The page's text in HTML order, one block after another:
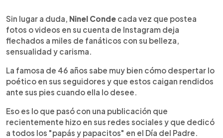
Escuchar artículo
Sin lugar a duda, Ninel Conde cada vez que postea
fotos o videos en su cuenta de Instagram deja
flechados a miles de fanáticos con su belleza,
sensualidad y carisma.
La famosa de 46 años sabe muy bien cómo despertar lo
poético en sus seguidores y que estos caigan rendidos
ante sus pies cuando ella lo desee.
Eso es lo que pasó con una publicación que
recientemente hizo en sus redes sociales y que dedicó
a todos los "papás y papacitos" en el Día del Padre.